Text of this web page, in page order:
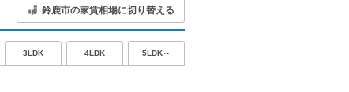
鈴鹿市の家賃相場に切り替える
3LDK 4LDK 5LDK～